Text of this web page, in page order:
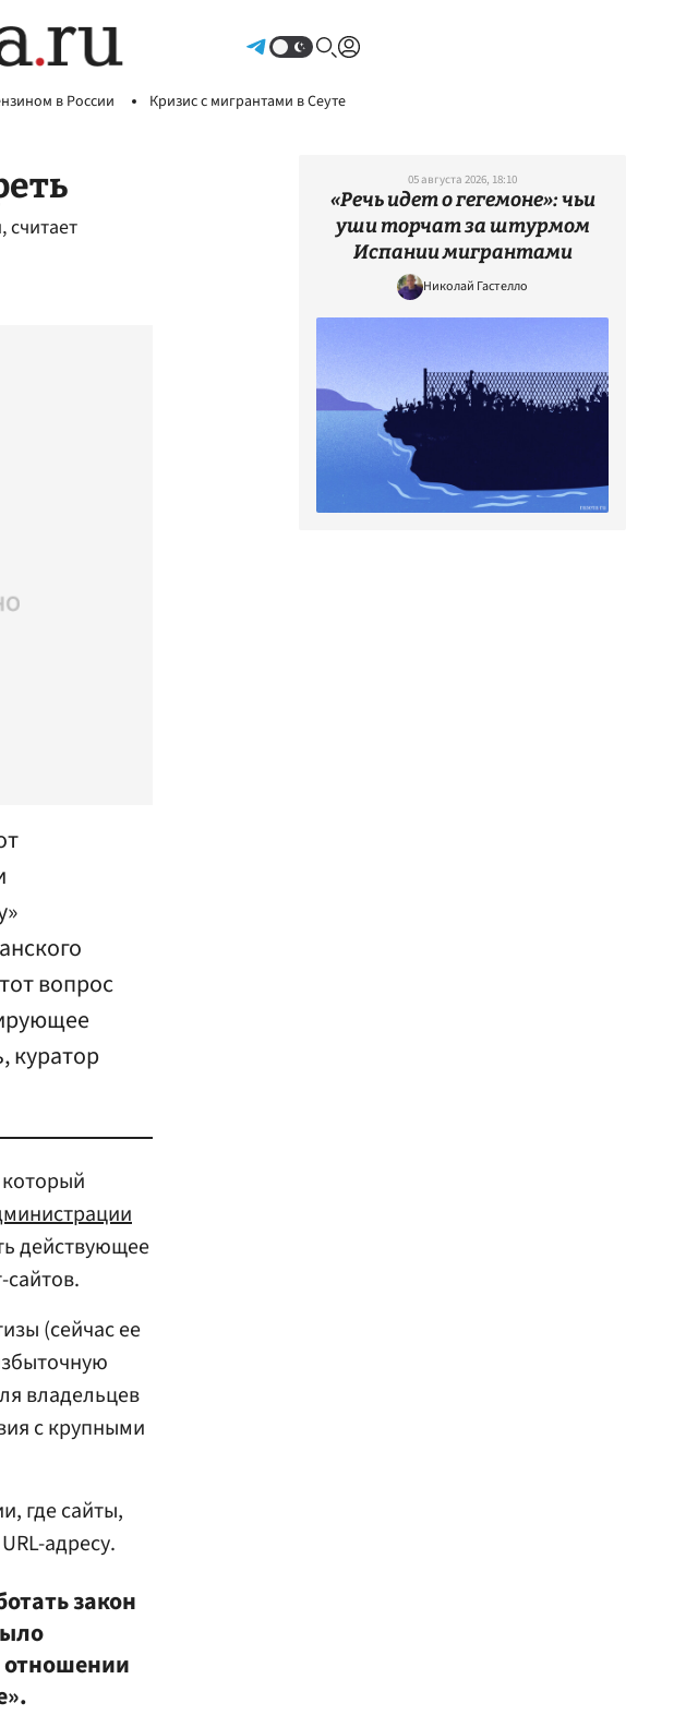
в России Кризис с мигрантами в Сеуте
считает
вопрос
куратор
действующее
сайтов.
(сейчас ее
владельцев
с крупными
где сайты,
адресу.
закон
отношении
05 августа 2026, 18:10
«Речь идет о гегемоне»: чьи
уши торчат за штурмом
Испании мигрантами
Николай Гастелло